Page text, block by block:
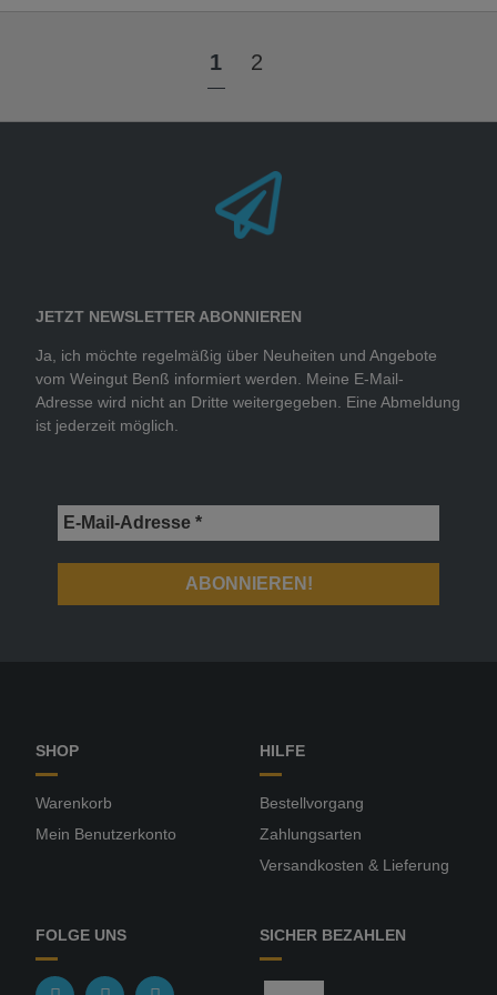
1 2
JETZT NEWSLETTER ABONNIEREN
Ja, ich möchte regelmäßig über Neuheiten und Angebote
vom Weingut Benß informiert werden. Meine E-Mail-
Adresse wird nicht an Dritte weitergegeben. Eine Abmeldung
ist jederzeit möglich.
SHOP
Warenkorb
Mein Benutzerkonto
HILFE
Bestellvorgang
Zahlungsarten
Versandkosten & Lieferung
FOLGE UNS SICHER BEZAHLEN